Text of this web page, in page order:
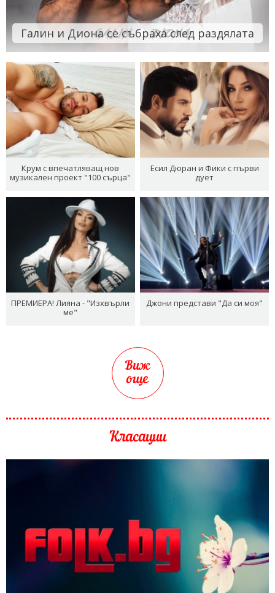
Галин и Диона се събраха след раздялата
Крум с впечатляващ нов
музикален проект "100 сърца"
Есил Дюран и Фики с първи
дует
ПРЕМИЕРА! Лияна - "Изхвърли
ме"
Джони представи "Да си моя"
Виж
още
Класации